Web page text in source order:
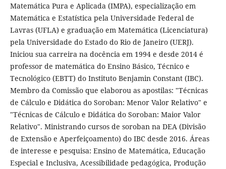
Matemática Pura e Aplicada (IMPA), especialização em
Matemática e Estatística pela Universidade Federal de
Lavras (UFLA) e graduação em Matemática (Licenciatura)
pela Universidade do Estado do Rio de Janeiro (UERJ).
Iniciou sua carreira na docência em 1994 e desde 2014 é
professor de matemática do Ensino Básico, Técnico e
Tecnológico (EBTT) do Instituto Benjamin Constant (IBC).
Membro da Comissão que elaborou as apostilas: "Técnicas
de Cálculo e Didática do Soroban: Menor Valor Relativo" e
"Técnicas de Cálculo e Didática do Soroban: Maior Valor
Relativo". Ministrando cursos de soroban na DEA (Divisão
de Extensão e Aperfeiçoamento) do IBC desde 2016. Áreas
de interesse e pesquisa: Ensino de Matemática, Educação
Especial e Inclusiva, Acessibilidade pedagógica, Produção